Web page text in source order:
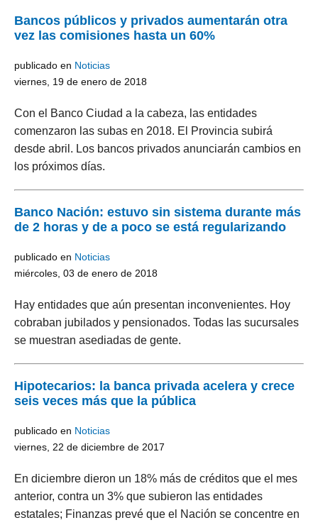
Bancos públicos y privados aumentarán otra
vez las comisiones hasta un 60%
publicado en Noticias
viernes, 19 de enero de 2018
Con el Banco Ciudad a la cabeza, las entidades
comenzaron las subas en 2018. El Provincia subirá
desde abril. Los bancos privados anunciarán cambios en
los próximos días.
Banco Nación: estuvo sin sistema durante más
de 2 horas y de a poco se está regularizando
publicado en Noticias
miércoles, 03 de enero de 2018
Hay entidades que aún presentan inconvenientes. Hoy
cobraban jubilados y pensionados. Todas las sucursales
se muestran asediadas de gente.
Hipotecarios: la banca privada acelera y crece
seis veces más que la pública
publicado en Noticias
viernes, 22 de diciembre de 2017
En diciembre dieron un 18% más de créditos que el mes
anterior, contra un 3% que subieron las entidades
estatales; Finanzas prevé que el Nación se concentre en